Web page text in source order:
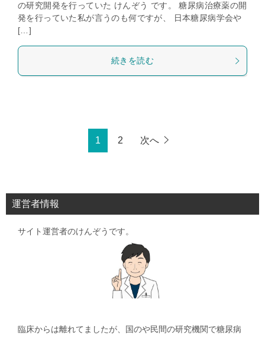
の研究開発を行っていた けんぞう です。 糖尿病治療薬の開
発を行っていた私が言うのも何ですが、 日本糖尿病学会や
[…]
続きを読む
1 2 次へ
運営者情報
サイト運営者のけんぞうです。
臨床からは離れてましたが、国のや民間の研究機関で糖尿病